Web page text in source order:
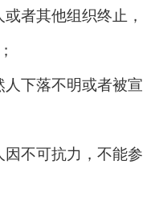
或者其他组织终止，
人下落不明或者被宣
因不可抗力，不能参